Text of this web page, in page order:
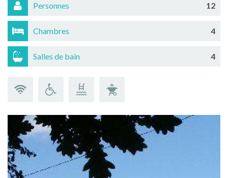
Personnes 12
Chambres 4
Salles de bain 4